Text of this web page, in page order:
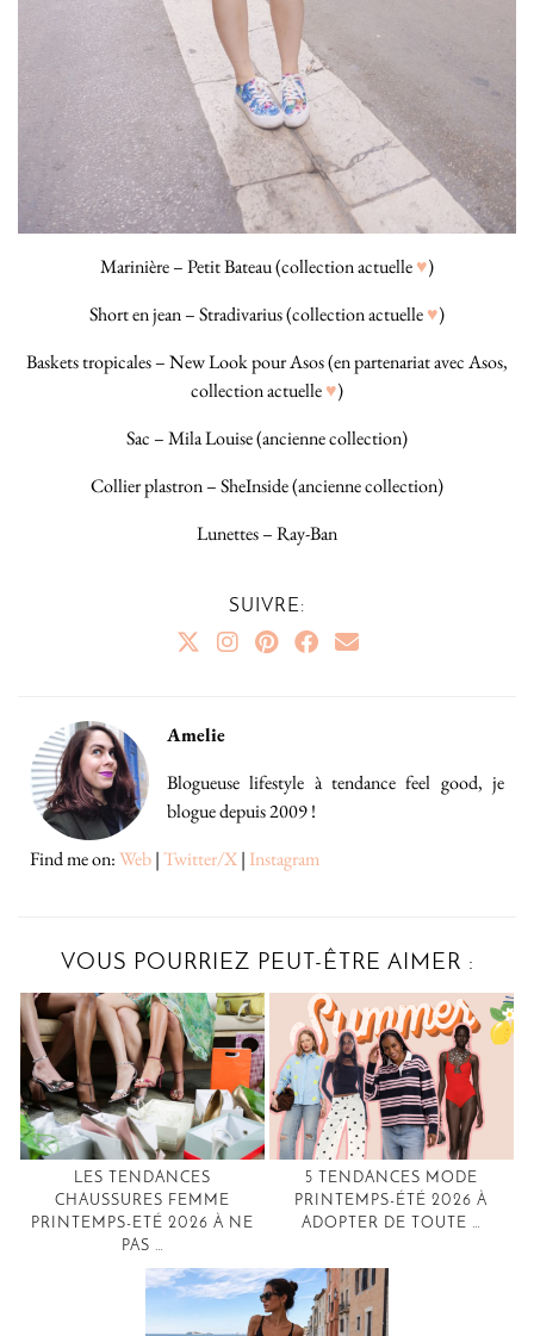
Marinière – Petit Bateau (collection actuelle♥)
Short en jean – Stradivarius (collection actuelle♥)
Baskets tropicales – New Look pour Asos (en partenariat avec Asos,
collection actuelle♥)
Sac – Mila Louise (ancienne collection)
Collier plastron – SheInside (ancienne collection)
Lunettes – Ray-Ban
SUIVRE:
Amelie
Blogueuse lifestyle à tendance feel good, je
blogue depuis 2009 !
Find me on:Web|Twitter/X| Instagram
VOUS POURRIEZ PEUT-ÊTRE AIMER :
LES TENDANCES
CHAUSSURES FEMME
PRINTEMPS-ETÉ 2026 À NE
PAS …
5 TENDANCES MODE
PRINTEMPS-ÉTÉ 2026 À
ADOPTER DE TOUTE …